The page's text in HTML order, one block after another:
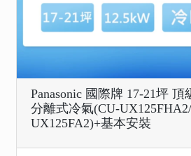
Panasonic 國際牌 17-21坪
分離式冷氣(CU-
UX125FA2)+基本安裝